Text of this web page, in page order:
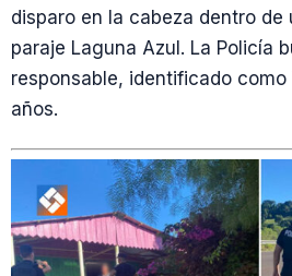
disparo en la cabeza dentro de
paraje Laguna Azul. La Policía
responsable, identificado como
años.